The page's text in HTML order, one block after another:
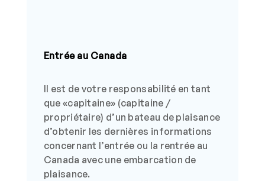
Entrée au Canada
Il est de votre responsabilité en tant
que «capitaine» (capitaine /
propriétaire) d’un bateau de plaisance
d’obtenir les dernières informations
concernant l’entrée ou la rentrée au
Canada avec une embarcation de
plaisance.